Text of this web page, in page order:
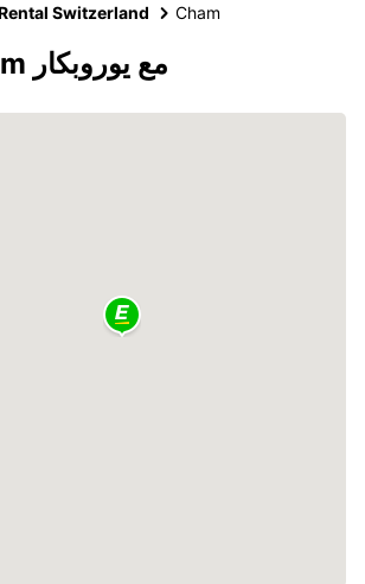
Switzerland Cham
اكتشف Cham مع يوروبكار